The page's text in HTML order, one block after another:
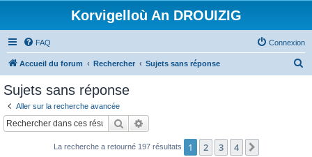
Korvigelloù An DROUIZIG
FAQ Connexion
Accueil du forum Rechercher Sujets sans réponse
Sujets sans réponse
Aller sur la recherche avancée
Rechercher
La recherche a retourné 197 résultats 1 2 3 4